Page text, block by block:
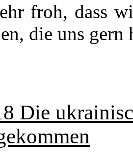
froh, dass
die uns
Die